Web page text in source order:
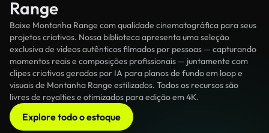
Range
Baixe Montanha Range com qualidade cinematográfica para seus
projetos criativos. Nossa biblioteca apresenta uma seleção
exclusiva de vídeos autênticos filmados por pessoas — capturando
momentos reais e composições profissionais — juntamente com
clipes criativos gerados por IA para planos de fundo em loop e
visuais de Montanha Range estilizados. Todos os recursos são
livres de royalties e otimizados para edição em 4K.
Explore todo o estoque